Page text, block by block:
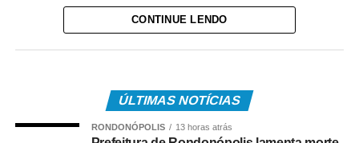
cidadania e voluntariado. De acordo com a Secretaria de
Educação, em Diamantino, mais de 130 crianças
participaram da apresentação teatral e conheceram, de
A secretária municipal de Educação, Valéria Neves,
agradeceu a parceria e ressaltou a importância da
CONTINUE LENDO
ÚLTIMAS NOTÍCIAS
RONDONÓPOLIS 13 horas atrás